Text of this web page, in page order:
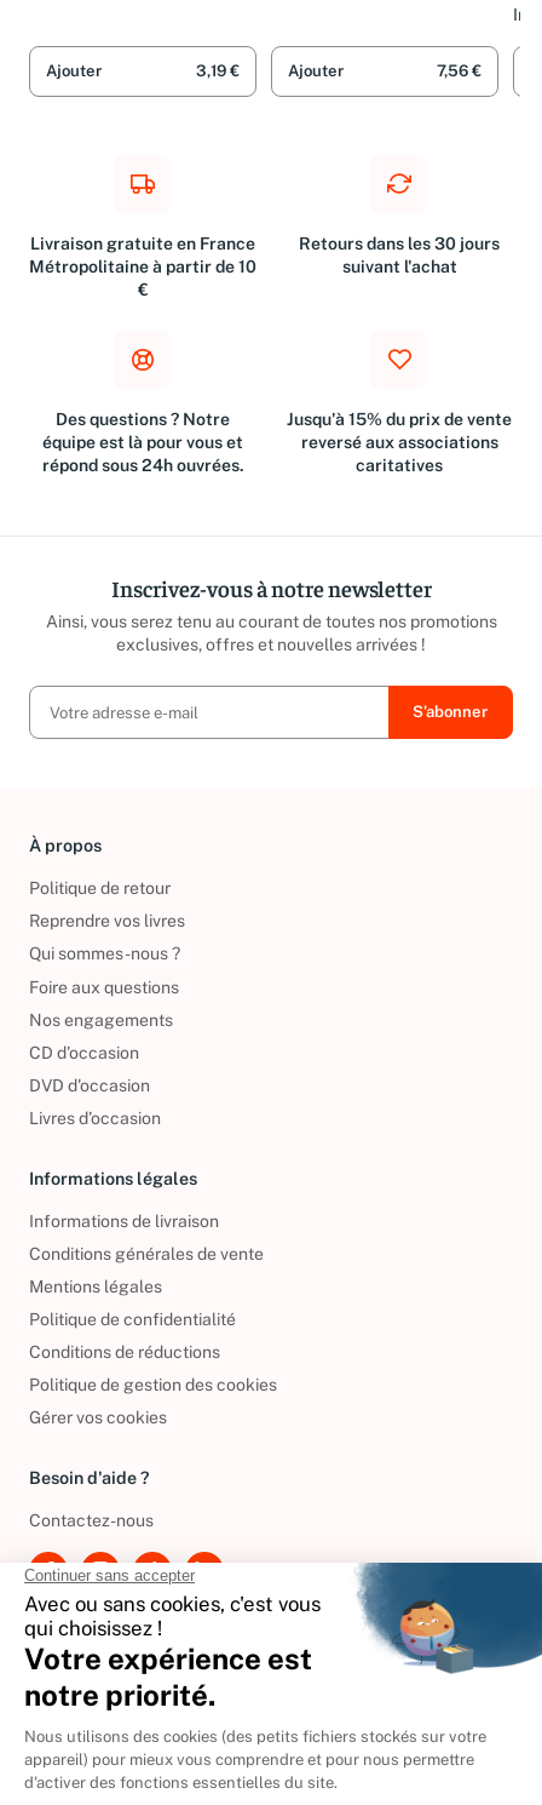
Ajouter 3,19 € Ajouter 7,56 €
Livraison gratuite en France
Métropolitaine à partir de 10
€
Retours dans les 30 jours
suivant l'achat
Des questions ? Notre
équipe est là pour vous et
répond sous 24h ouvrées.
Jusqu'à 15% du prix de vente
reversé aux associations
caritatives
Inscrivez-vous à notre newsletter
Ainsi, vous serez tenu au courant de toutes nos promotions
exclusives, offres et nouvelles arrivées !
À propos
Politique de retour
Reprendre vos livres
Qui sommes-nous ?
Foire aux questions
Nos engagements
CD d'occasion
DVD d'occasion
Livres d’occasion
Informations légales
Informations de livraison
Conditions générales de vente
Mentions légales
Politique de confidentialité
Conditions de réductions
Politique de gestion des cookies
Gérer vos cookies
Besoin d'aide ?
Contactez-nous
International
🇪🇸 Espagne
🇩🇪Allemagne
🇮🇹 Italie